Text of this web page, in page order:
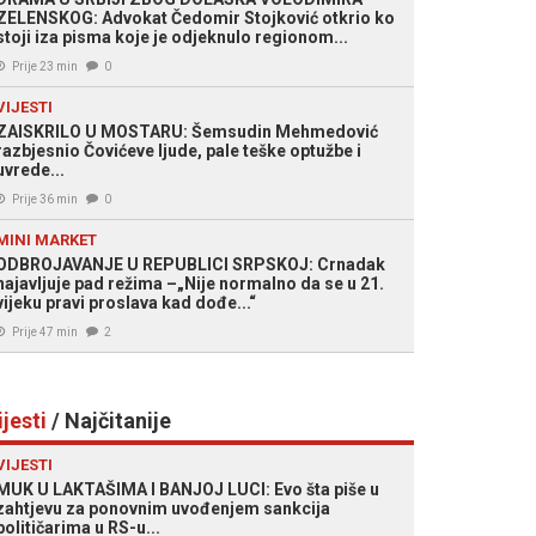
Advokat Čedomir Stojković otkrio ko
iza pisma koje je odjeknulo regionom...
Prije 23 min 0
U MOSTARU: Šemsudin Mehmedović
Čovićeve ljude, pale teške optužbe i
Prije 36 min 0
MARKET
U REPUBLICI SRPSKOJ: Crnadak
pad režima –„Nije normalno da se u 21.
pravi proslava kad dođe...“
Prije 47 min 2
/ Najčitanije
U LAKTAŠIMA I BANJOJ LUCI: Evo šta piše u
za ponovnim uvođenjem sankcija
u RS-u...